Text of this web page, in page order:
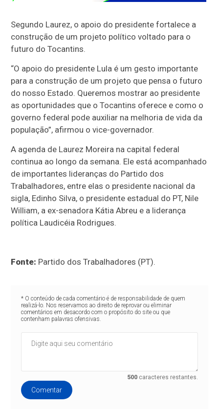
Segundo Laurez, o apoio do presidente fortalece a
construção de um projeto político voltado para o
futuro do Tocantins.
“O apoio do presidente Lula é um gesto importante
para a construção de um projeto que pensa o futuro
do nosso Estado. Queremos mostrar ao presidente
as oportunidades que o Tocantins oferece e como o
governo federal pode auxiliar na melhoria de vida da
população”, afirmou o vice-governador.
A agenda de Laurez Moreira na capital federal
continua ao longo da semana. Ele está acompanhado
de importantes lideranças do Partido dos
Trabalhadores, entre elas o presidente nacional da
sigla, Edinho Silva, o presidente estadual do PT, Nile
William, a ex-senadora Kátia Abreu e a liderança
política Laudicéia Rodrigues.
Fonte: Partido dos Trabalhadores (PT).
* O conteúdo de cada comentário é de responsabilidade de quem
realizá-lo. Nos reservamos ao direito de reprovar ou eliminar
comentários em desacordo com o propósito do site ou que
contenham palavras ofensivas.
500 caracteres restantes.
Comentar